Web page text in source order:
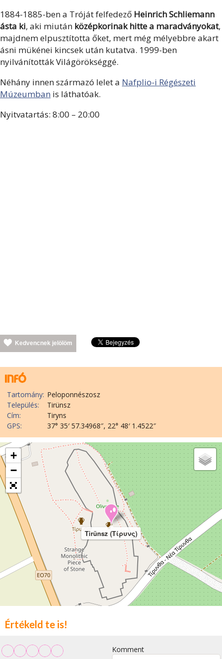
1884-1885-ben a Tróját felfedező Heinrich Schliemann
ásta ki, aki miután középkorinak hitte a maradványokat,
majdnem elpusztította őket, mert még mélyebbre akart
ásni mükénei kincsek után kutatva. 1999-ben
nyilvánították Világörökséggé.
Néhány innen származó lelet a Nafplio-i Régészeti
Múzeumban is láthatóak.
Nyitvatartás: 8:00 – 20:00
Kedvencnek jelölöm
Tartomány: Peloponnészosz
Település:
Tirünsz
Cím:
Tiryns
GPS:
37° 35′ 57.34968″, 22° 48′ 1.4522″
Tirünsz (Τίρυνς)
+
−
Értékeld te is!
Komment